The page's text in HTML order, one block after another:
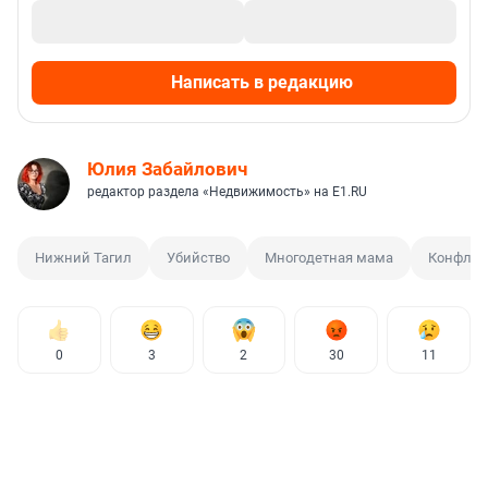
Написать в редакцию
Юлия Забайлович
редактор раздела «Недвижимость» на E1.RU
Нижний Тагил Убийство Многодетная мама
0 3 2 30 11